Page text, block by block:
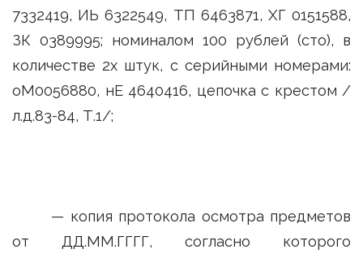
7332419, ИЬ 6322549, ТП 6463871, ХГ 0151588,
ЗК 0389995; номиналом 100 рублей (сто), в
количестве 2х штук, с серийными номерами:
оМ0056880, нЕ 4640416, цепочка с крестом /
л.д.83-84, Т.1/;
— копия протокола осмотра предметов
от ДД.ММ.ГГГГ, согласно которого